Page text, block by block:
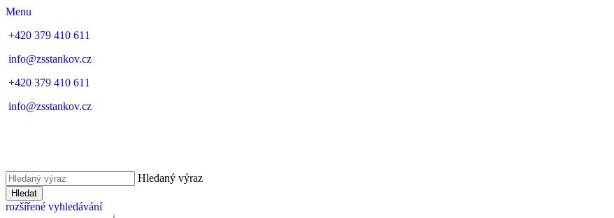
Menu
+420 379 410 611
info@zsstankov.cz
+420 379 410 611
info@zsstankov.cz
Hledaný výraz
Hledat
rozšířené vyhledávání